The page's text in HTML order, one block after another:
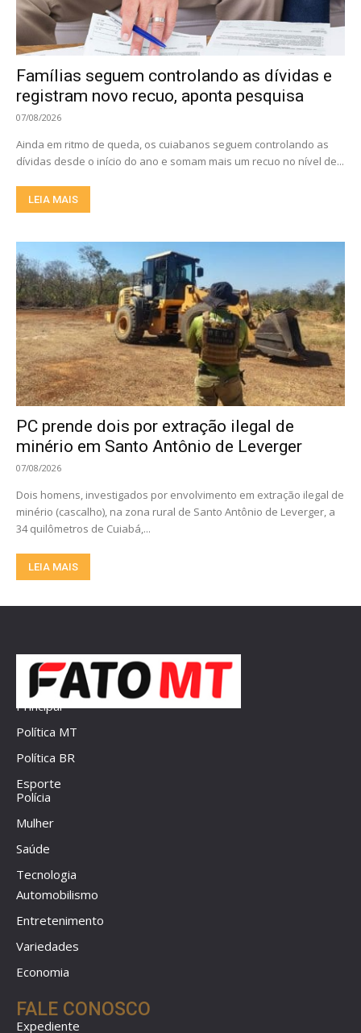
Famílias seguem controlando as dívidas e
registram novo recuo, aponta pesquisa
07/08/2026
Ainda em ritmo de queda, os cuiabanos seguem controlando as
dívidas desde o início do ano e somam mais um recuo no nível de...
LEIA MAIS
PC prende dois por extração ilegal de
minério em Santo Antônio de Leverger
07/08/2026
Dois homens, investigados por envolvimento em extração ilegal de
minério (cascalho), na zona rural de Santo Antônio de Leverger, a
34 quilômetros de Cuiabá,...
LEIA MAIS
Principal
Política MT
Política BR
Esporte
Polícia
Mulher
Saúde
Tecnologia
Automobilismo
Entretenimento
Variedades
Economia
FALE CONOSCO
Expediente